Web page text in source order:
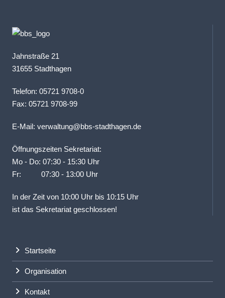
Jahnstraße 21
31655 Stadthagen
Telefon: 05721 9708-0
Fax: 05721 9708-99
E-Mail: verwaltung@bbs-stadthagen.de
Öffnungszeiten Sekretariat:
Mo - Do: 07:30 - 15:30 Uhr
Fr: 07:30 - 13:00 Uhr
In der Zeit von 10:00 Uhr bis 10:15 Uhr
ist das Sekretariat geschlossen!
Startseite
Organisation
Kontakt